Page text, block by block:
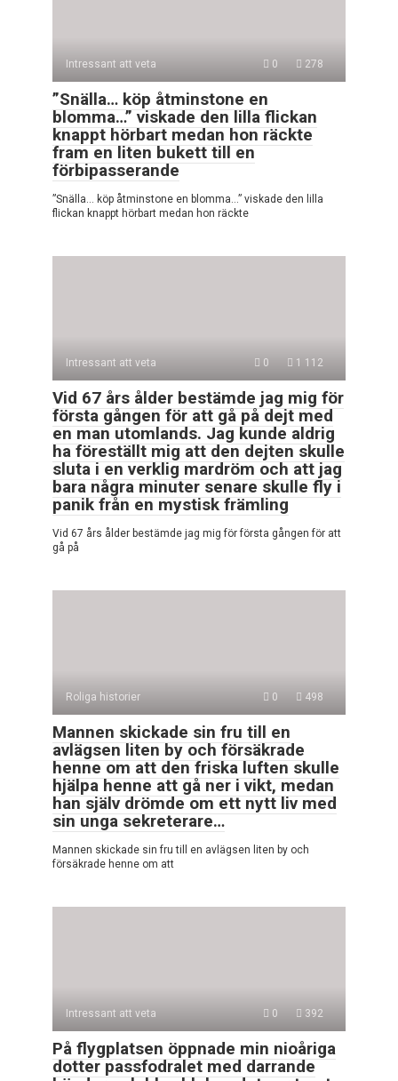
Intressant att veta 0 278
”Snälla… köp åtminstone en
blomma…” viskade den lilla flickan
knappt hörbart medan hon räckte
fram en liten bukett till en
förbipasserande
”Snälla… köp åtminstone en blomma…” viskade den lilla
flickan knappt hörbart medan hon räckte
Intressant att veta 0 1 112
Vid 67 års ålder bestämde jag mig för
första gången för att gå på dejt med
en man utomlands. Jag kunde aldrig
ha föreställt mig att den dejten skulle
sluta i en verklig mardröm och att jag
bara några minuter senare skulle fly i
panik från en mystisk främling
Vid 67 års ålder bestämde jag mig för första gången för att
gå på
Roliga historier 0 498
Mannen skickade sin fru till en
avlägsen liten by och försäkrade
henne om att den friska luften skulle
hjälpa henne att gå ner i vikt, medan
han själv drömde om ett nytt liv med
sin unga sekreterare…
Mannen skickade sin fru till en avlägsen liten by och
försäkrade henne om att
Intressant att veta 0 392
På flygplatsen öppnade min nioåriga
dotter passfodralet med darrande